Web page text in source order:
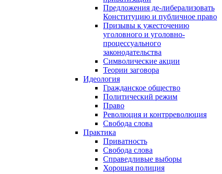
Предложения де-либерализовать
Конституцию и публичное право
Призывы к ужесточению
уголовного и уголовно-
процессуального
законодательства
Символические акции
Теории заговора
Идеология
Гражданское общество
Политический режим
Право
Революция и контрреволюция
Свобода слова
Практика
Приватность
Свобода слова
Справедливые выборы
Хорошая полиция